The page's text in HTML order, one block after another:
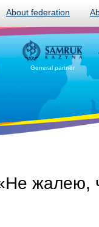
About federation
General partner
жалею,